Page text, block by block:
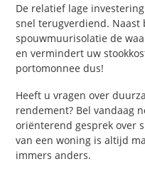
De relatief lage
snel terugverdiend. Naast
spouwmuurisolatie de
en vermindert uw
portomonnee dus!
Heeft u vragen over
rendement? Bel vandaag
oriënterend gesprek over
van een woning is altijd
immers anders.